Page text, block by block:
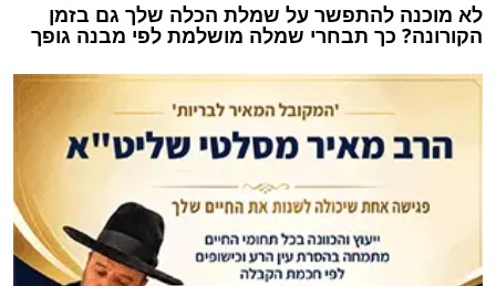
לא מוכנה להתפשר על שמלת הכלה שלך גם בזמן
הקורונה? כך תבחרי שמלה מושלמת לפי מבנה גופך